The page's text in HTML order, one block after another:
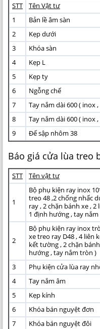
STT Tên Vật tư
1
Bản lề âm sàn
2
Kẹp dưới
3
Khóa sàn
4
Kẹp L
5
Kẹp ty
6
Ngỗng chế
7
Tay nắm dài 600 ( inox
8
Tay nắm dài 600 ( inox
9
Đế sập nhôm 38
Báo giá cửa lùa treo
STT Tên vật tư
1
Bộ phụ kiện ray inox
treo 48 ,2 chống nhấc
ray , 2 chặn bánh xe ,
1 định hướng , tay
2
Bộ phụ kiện ray inox
xe treo ray D48 , 4 liên
kết tường , 2 chặn
hướng , tay nắm tròn )
3 Phụ kiện cửa lùa ray
4
Tay nắm âm
5
Kẹp kính
6
Khóa bán nguyệt đơn
7
Khóa bán nguyệt đôi